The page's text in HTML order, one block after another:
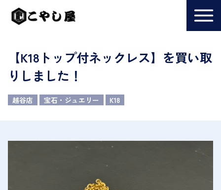
【K18トップ付ネックレス】を買い取
りしました！
越谷店 宝石・ジュエリー K18